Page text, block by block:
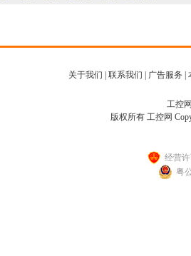
关于我们 联系我们 广告服务
工控
版权所有 工控网
经营
粤